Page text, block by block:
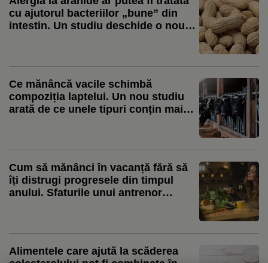
cu ajutorul bacteriilor „bune” din
intestin. Un studiu deschide o nouă
Ce mănâncă vacile schimbă
compoziția laptelui. Un nou studiu
arată de ce unele tipuri conțin mai
Cum să mănânci în vacanță fără să
îți distrugi progresele din timpul
anului. Sfaturile unui antrenor
Alimentele care ajută la scăderea